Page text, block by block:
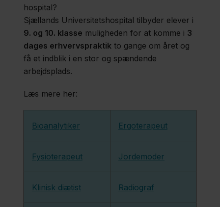
Erhvervskandidat
STEK
Lægelig
Videreuddannelse
Simulation
(SUHSim)
Region
Sjælland
Nyheder
hospital?
Sjællands Universitetshospital tilbyder elever i
9. og 10. klasse muligheden for at komme i 3
dages erhvervspraktik to gange om året og
få et indblik i en stor og spændende
arbejdsplads.
Læs mere her:
Bioanalytiker Ergoterapeut
Fysioterapeut Jordemoder
Klinisk diætist Radiograf